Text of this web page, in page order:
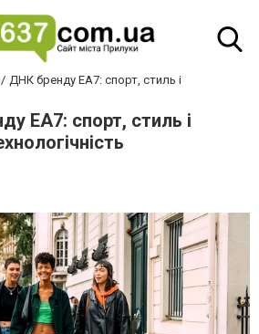
ДНК бренду EA7: спорт, стиль і
EA7: спорт, стиль і